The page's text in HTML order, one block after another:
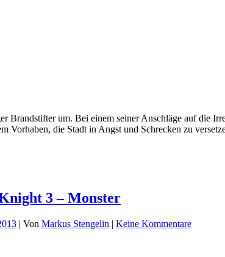
Brandstifter um. Bei einem seiner Anschläge auf die
Vorhaben, die Stadt in Angst und Schrecken zu
3 – Monster
| Von Markus Stengelin | Keine Kommentare